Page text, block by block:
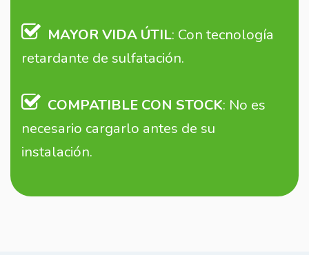
MAYOR VIDA ÚTIL: Con tecnología
retardante de sulfatación.
COMPATIBLE CON STOCK: No es
necesario cargarlo antes de su
instalación.